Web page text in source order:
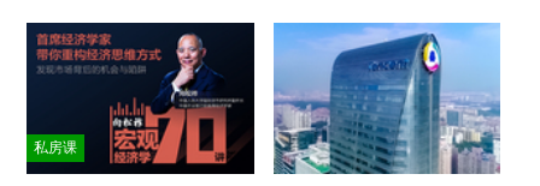
私房课